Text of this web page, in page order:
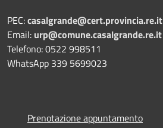
PEC:casalgrande@cert.provincia.re.it
Email: urp@comune.casalgrande.re.it
Telefono: 0522 998511
WhatsApp 339 5699023
Prenotazione appuntamento